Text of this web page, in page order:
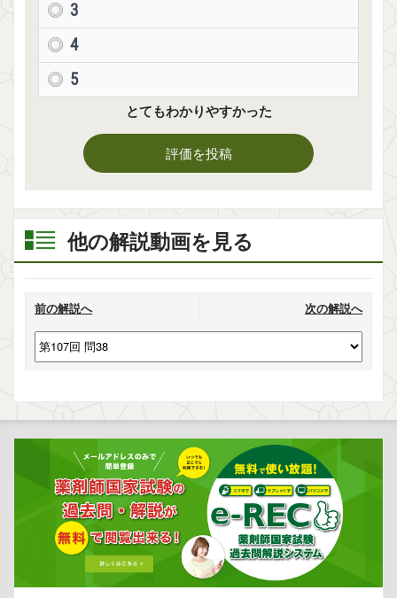
3
4
5
とてもわかりやすかった
評価を投稿
他の解説動画を見る
前の解説へ 次の解説へ